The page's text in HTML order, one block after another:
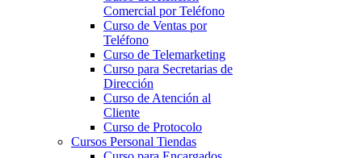
Comercial por Teléfono
Curso de Ventas por
Teléfono
Curso de Telemarketing
Curso para Secretarias de
Dirección
Curso de Atención al
Cliente
Curso de Protocolo
Cursos Personal Tiendas